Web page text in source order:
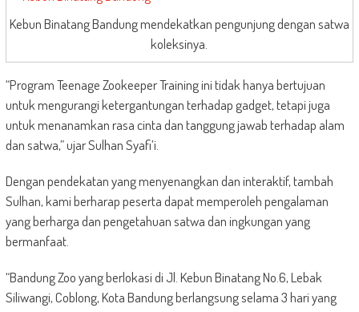
Kebun Binatang Bandung mendekatkan pengunjung dengan satwa
koleksinya.
“Program Teenage Zookeeper Training ini tidak hanya bertujuan
untuk mengurangi ketergantungan terhadap gadget, tetapi juga
untuk menanamkan rasa cinta dan tanggung jawab terhadap alam
dan satwa,” ujar Sulhan Syafi’i.
Dengan pendekatan yang menyenangkan dan interaktif, tambah
Sulhan, kami berharap peserta dapat memperoleh pengalaman
yang berharga dan pengetahuan satwa dan ingkungan yang
bermanfaat.
“Bandung Zoo yang berlokasi di Jl. Kebun Binatang No.6, Lebak
Siliwangi, Coblong, Kota Bandung berlangsung selama 3 hari yang